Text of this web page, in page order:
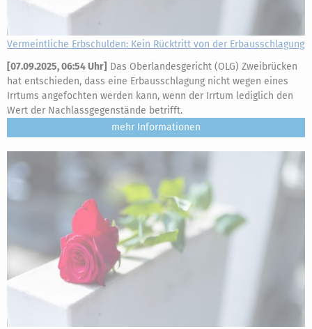
Vermeintliche Erbschulden: Kein Rücktritt von der Erbausschlagung
[07.09.2025, 06:54 Uhr] Das Oberlandesgericht (OLG) Zweibrücken
hat entschieden, dass eine Erbausschlagung nicht wegen eines
Irrtums angefochten werden kann, wenn der Irrtum lediglich den
Wert der Nachlassgegenstände betrifft.
mehr